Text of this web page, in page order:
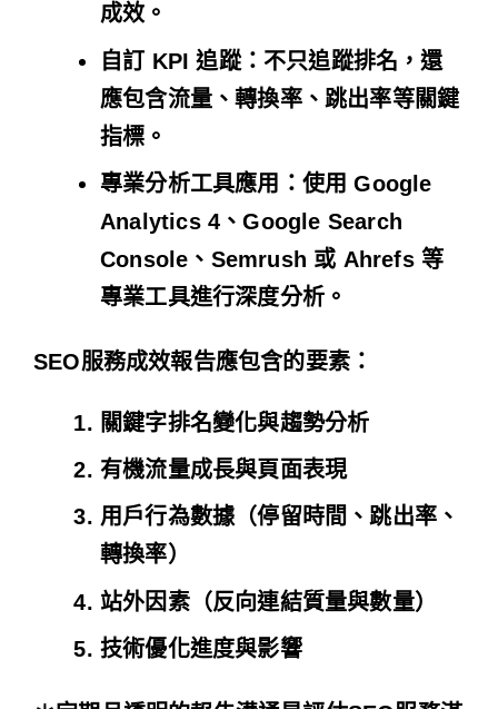
成效。
自訂 KPI 追蹤：不只追蹤排名，還
應包含流量、轉換率、跳出率等關鍵
指標。
專業分析工具應用 ：使用 Google
Analytics 4、Google Search
Console、Semrush 或 Ahrefs 等
專業工具進行深度分析。
SEO服務成效報告應包含的要素：
關鍵字排名變化與趨勢分析
有機流量成長與頁面表現
用戶行為數據（停留時間、跳出率、
轉換率）
站外因素（反向連結質量與數量）
技術優化進度與影響